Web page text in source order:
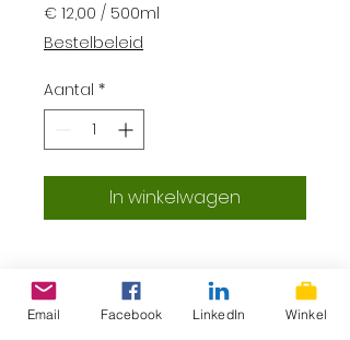
€ 12,00 / 500ml
€ 12,00
per
Milliliters
Bestelbeleid
Aantal *
In winkelwagen
Email Facebook LinkedIn Winkel